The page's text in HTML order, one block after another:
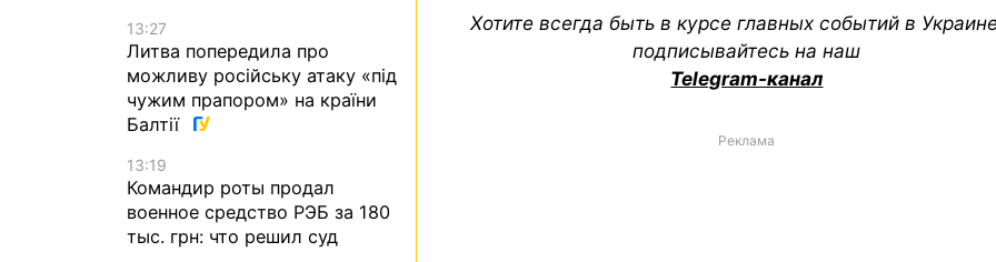
Хотите всегда быть в курсе главных событий в
подписывайтесь на наш
Telegram-канал
Реклама
13:27
Литва попередила про
можливу російську атаку «під
чужим прапором» на країни
Балтії
13:19
Командир роты продал
военное средство РЭБ за 180
тыс. грн: что решил суд